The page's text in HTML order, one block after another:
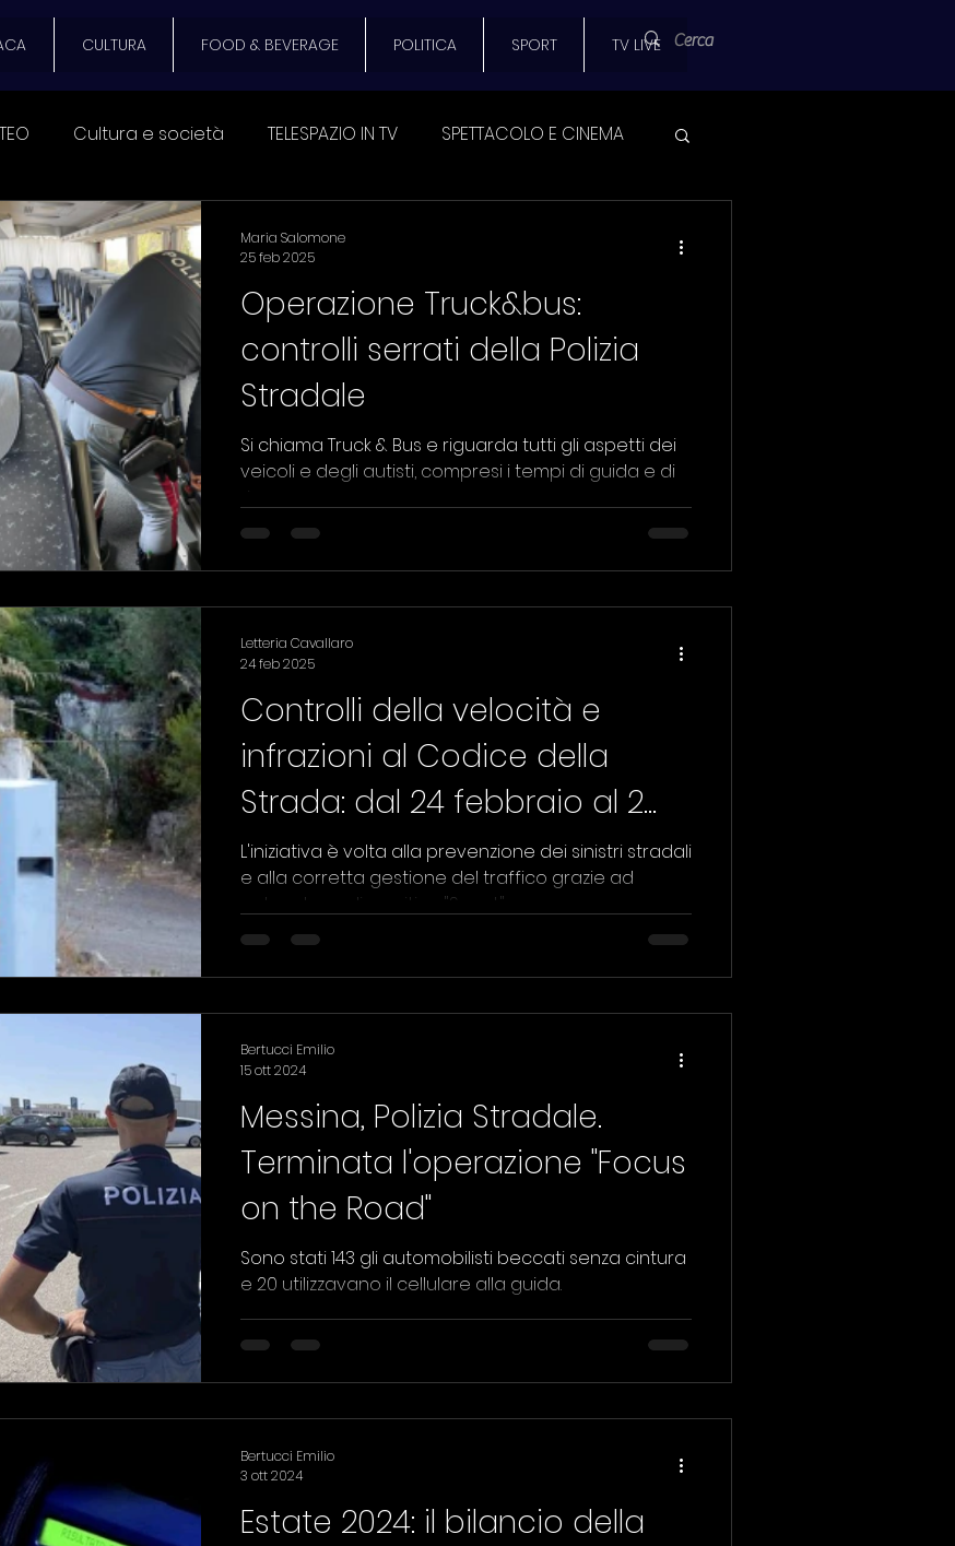
CULTURA FOOD & BEVERAGE POLITICA SPORT TV LIVE
Cultura e società TELESPAZIO IN TV SPETTACOLO E CINEMA
CULTURA E SOCIETA'
DIAVOLO Festival Pub Italia DAMMI UNA ZAMPA
SANITA' Trasporto pubblico e privato
VIDEO DEL GIORNO TURISMO VIABILITA' UNIVERSITA'
CALCIO
Operazione Truck&bus:
controlli serrati della Polizia
Stradale
Si chiama Truck & Bus e riguarda tutti gli aspetti dei
veicoli e degli autisti, compresi i tempi di guida e di
riposo
Maria Salomone
25 feb 2025
Controlli della velocità e
infrazioni al Codice della
Strada: dal 24 febbraio al 2
marzo
L'iniziativa è volta alla prevenzione dei sinistri stradali
e alla corretta gestione del traffico grazie ad
autovelox e dispositivo "Scout"
Letteria Cavallaro
24 feb 2025
Messina, Polizia Stradale.
Terminata l'operazione "Focus
on the Road"
Sono stati 143 gli automobilisti beccati senza cintura
e 20 utilizzavano il cellulare alla guida.
Bertucci Emilio
15 ott 2024
Estate 2024: il bilancio della
Bertucci Emilio
3 ott 2024